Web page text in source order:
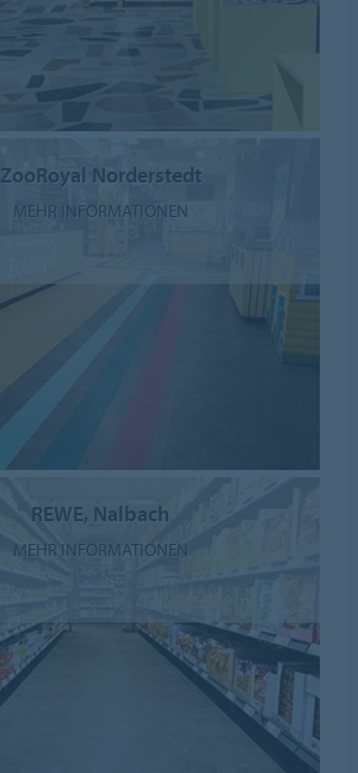
ZooRoyal Norderstedt
MEHR INFORMATIONEN
REWE, Nalbach
MEHR INFORMATIONEN